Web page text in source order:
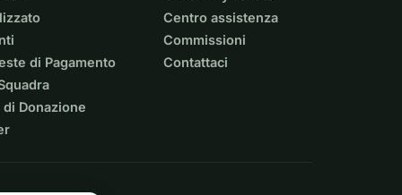
di Pagamento
Donazione
Centro assistenza
Commissioni
Contattaci